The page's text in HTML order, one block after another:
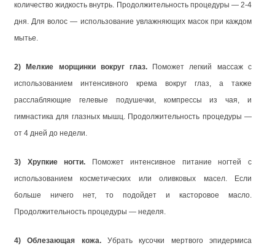
количество жидкость внутрь. Продолжительность процедуры — 2-4
дня. Для волос — использование увлажняющих масок при каждом
мытье.
2) Мелкие морщинки вокруг глаз. Поможет легкий массаж с
использованием интенсивного крема вокруг глаз, а также
расслабляющие гелевые подушечки, компрессы из чая, и
гимнастика для глазных мышц. Продолжительность процедуры —
от 4 дней до недели.
3) Хрупкие ногти. Поможет интенсивное питание ногтей с
использованием косметических или оливковых масел. Если
больше ничего нет, то подойдет и касторовое масло.
Продолжительность процедуры — неделя.
4) Облезающая кожа.Убрать кусочки мертвого эпидермиса